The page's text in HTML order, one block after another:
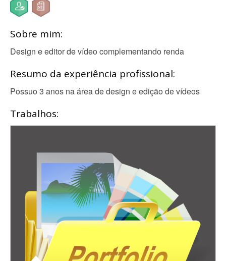
Sobre mim:
Design e editor de vídeo complementando renda
Resumo da experiência profissional:
Possuo 3 anos na área de design e edição de vídeos
Trabalhos: